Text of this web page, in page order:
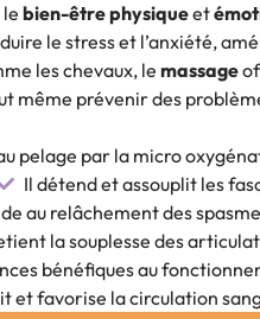
bien-être physiqueet
le stress et l’anxiété,
les chevaux, le massage
même prévenir des
pelage par la micro
Il détend et assouplit les
au relâchement des
la souplesse des
bénéfiques au
et favorise la circulation